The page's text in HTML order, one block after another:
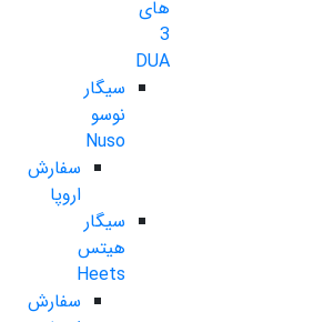
های
3
DUA
سیگار
نوسو
Nuso
سفارش
اروپا
سیگار
هیتس
Heets
سفارش